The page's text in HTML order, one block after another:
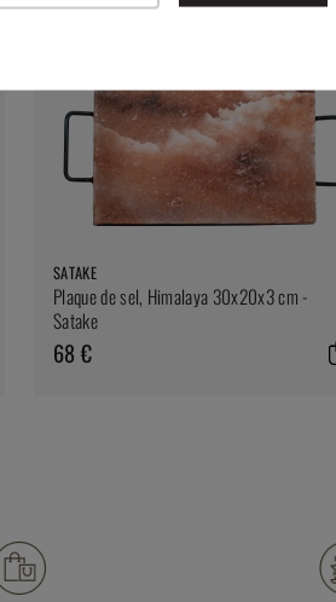
SATAKE
Plaque de sel, Himalaya 30x20x3 cm -
Satake
68 €